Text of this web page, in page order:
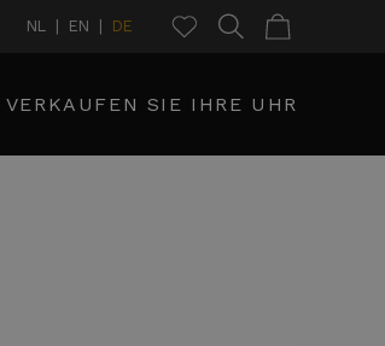
NL EN DE
VERKAUFEN SIE IHRE UHR